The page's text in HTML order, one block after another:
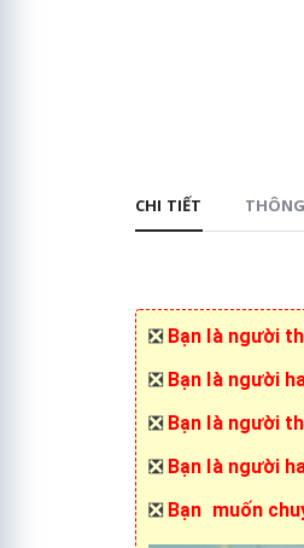
CHI TIẾT
❎ Bạn là người
❎ Bạn là người
❎ Bạn là người
❎Bạn là người
❎ Bạn muốn